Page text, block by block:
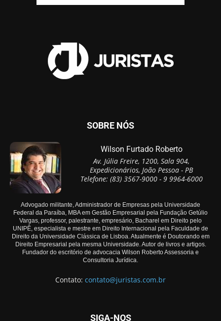
SOBRE NÓS
Wilson Furtado Roberto
Av. Júlia Freire, 1200, Sala 904,
Expedicionários, João Pessoa - PB
Telefone: (83) 3567-9000 - 9 9964-6000
Advogado militante, Administrador de Empresas pela Universidade
Federal da Paraíba, MBA em Gestão Empresarial pela Fundação Getúlio
Vargas, professor, palestrante, empresário, Bacharel em Direito pelo
UNIPÊ, especialista e mestre em Direito Internacional pela Faculdade de
Direito da Universidade Clássica de Lisboa. Atualmente é Doutorando em
Direito Empresarial pela mesma Universidade. Autor de livros e artigos.
Fundador do escritório de advocacia Wilson Roberto Assessoria e
Consultoria Jurídica.
Contato: contato@juristas.com.br
SIGA-NOS